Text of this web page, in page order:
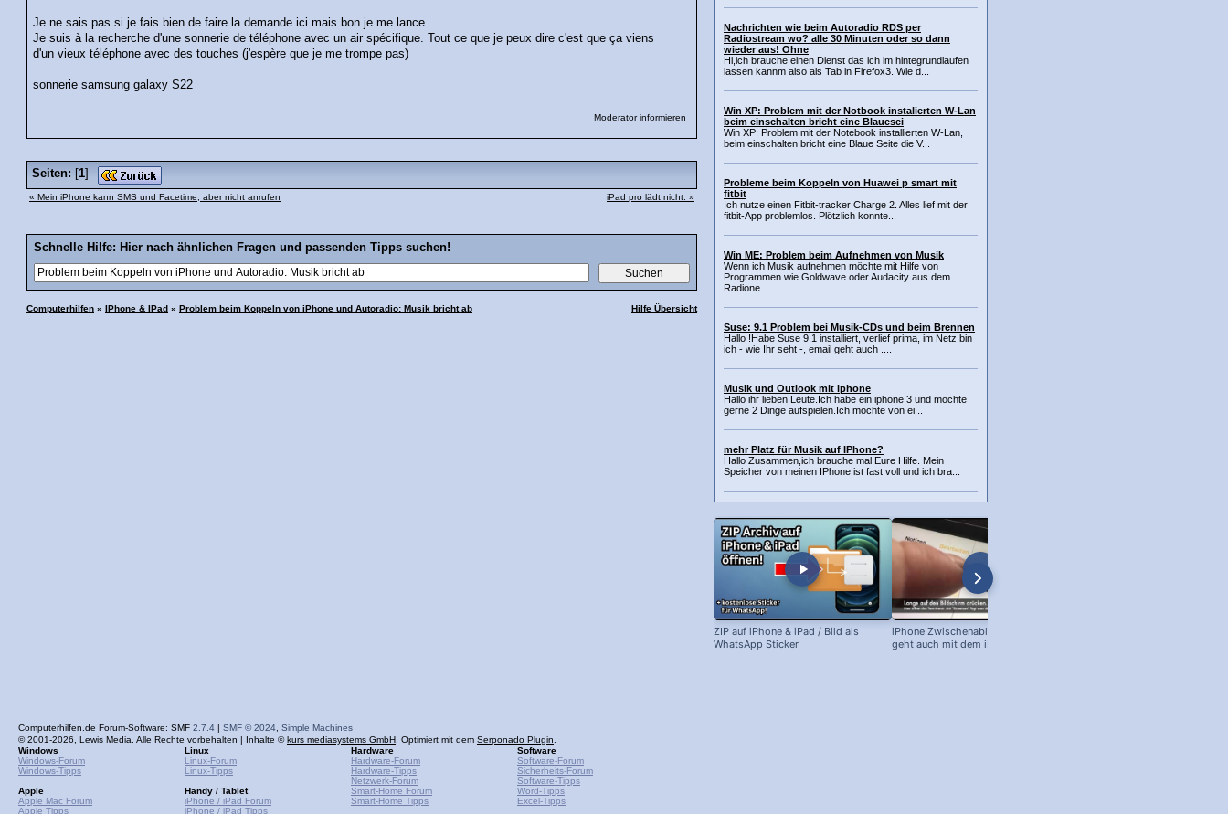
Je ne sais pas si je fais bien de faire la demande ici mais bon je me lance.
Je suis à la recherche d'une sonnerie de téléphone avec un air spécifique. Tout ce que je peux dire c'est que ça viens
d'un vieux téléphone avec des touches (j'espère que je me trompe pas)
sonnerie samsung galaxy S22
Moderator informieren
Seiten: [1]
« Mein iPhone kann SMS und Facetime, aber nicht anrufen iPad pro lädt nicht. »
Schnelle Hilfe: Hier nach ähnlichen Fragen und passenden Tipps suchen!
Computerhilfen » IPhone & IPad » Problem beim Koppeln von iPhone und Autoradio: Musik bricht ab Hilfe Übersicht
Nachrichten wie beim Autoradio RDS per
Radiostream wo? alle 30 Minuten oder so dann
wieder aus! Ohne
Hi,ich brauche einen Dienst das ich im hintegrundlaufen
lassen kannm also als Tab in Firefox3. Wie d...
Win XP: Problem mit der Notbook instalierten W-Lan
beim einschalten bricht eine Blauesei
Win XP: Problem mit der Notebook installierten W-Lan,
beim einschalten bricht eine Blaue Seite die V...
Probleme beim Koppeln von Huawei p smart mit
fitbit
Ich nutze einen Fitbit-tracker Charge 2. Alles lief mit der
fitbit-App problemlos. Plötzlich konnte...
Win ME: Problem beim Aufnehmen von Musik
Wenn ich Musik aufnehmen möchte mit Hilfe von
Programmen wie Goldwave oder Audacity aus dem
Radione...
Suse: 9.1 Problem bei Musik-CDs und beim Brennen
Hallo !Habe Suse 9.1 installiert, verlief prima, im Netz bin
ich - wie Ihr seht -, email geht auch ....
Musik und Outlook mit iphone
Hallo ihr lieben Leute.Ich habe ein iphone 3 und möchte
gerne 2 Dinge aufspielen.Ich möchte von ei...
mehr Platz für Musik auf IPhone?
Hallo Zusammen,ich brauche mal Eure Hilfe. Mein
Speicher von meinen IPhone ist fast voll und ich bra...
ZIP auf iPhone & iPad / Bild als
WhatsApp Sticker
iPhone Zwischenablage zeigen -
geht auch mit dem iPad!
Computerhilfen.de Forum-Software: SMF 2.7.4 | SMF © 2024 Simple Machines
© 2001-2026, Lewis Media. Alle Rechte vorbehalten | Inhalte ©kurs mediasystems GmbH . Optimiert mit dem Serponado Plugin
Windows
Windows-Forum
Windows-Tipps
Apple
Apple Mac Forum
Apple Tipps
Linux
Linux-Forum
Linux-Tipps
Handy / Tablet
iPhone / iPad Forum
iPhone / iPad Tipps
Hardware
Hardware-Forum
Hardware-Tipps
Netzwerk-Forum
Smart-Home Forum
Smart-Home Tipps
Software
Software-Forum
Sicherheits-Forum
Software-Tipps
Word-Tipps
Excel-Tipps